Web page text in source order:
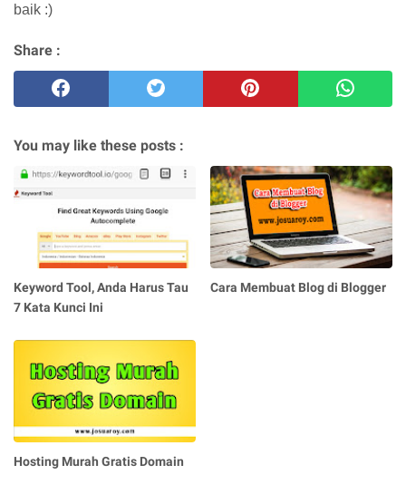
baik :)
Share :
You may like these posts :
Keyword Tool, Anda Harus Tau
7 Kata Kunci Ini
Cara Membuat Blog di Blogger
Hosting Murah Gratis Domain